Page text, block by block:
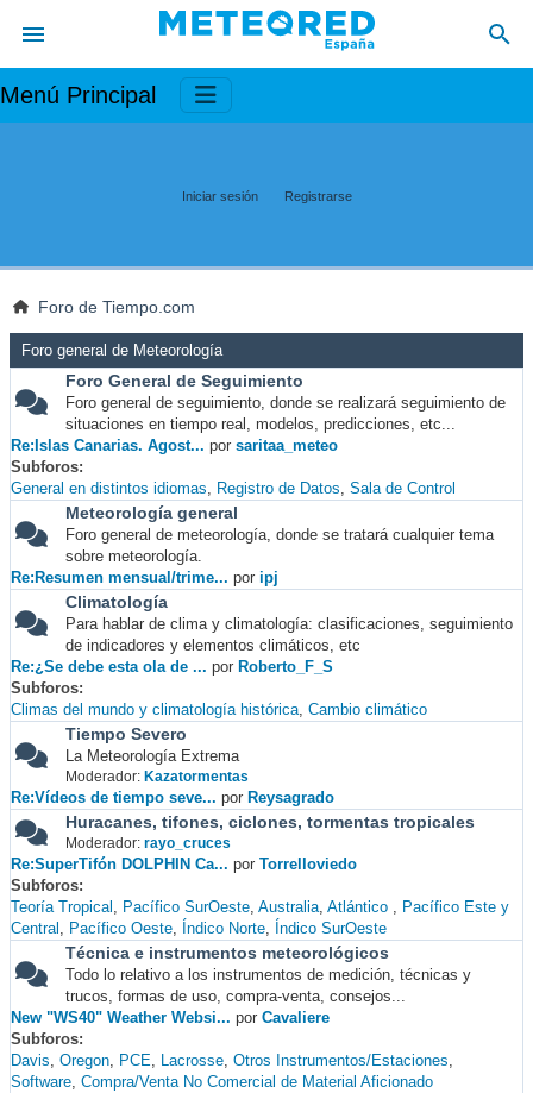
Menú Principal
Iniciar sesión Registrarse
Foro de Tiempo.com
Foro general de Meteorología
Foro General de Seguimiento
Foro general de seguimiento, donde se realizará seguimiento de
situaciones en tiempo real, modelos, predicciones, etc...
Re:Islas Canarias. Agost... por saritaa_meteo
Subforos
General en distintos idiomas
Registro de Datos Sala de Control
Meteorología general
Foro general de meteorología, donde se tratará cualquier tema
sobre meteorología.
Re:Resumen mensual/trime... por ipj
Climatología
Para hablar de clima y climatología: clasificaciones, seguimiento
de indicadores y elementos climáticos, etc
Re:¿Se debe esta ola de ... por Roberto_F_S
Subforos
Climas del mundo y climatología histórica Cambio climático
Tiempo Severo
La Meteorología Extrema
Moderador: Kazatormentas
Re:Vídeos de tiempo seve... por Reysagrado
Huracanes, tifones, ciclones, tormentas tropicales
Moderador: rayo_cruces
Re:SuperTifón DOLPHIN Ca... por Torrelloviedo
Subforos
Teoría Tropical
Pacífico SurOeste Australia Atlántico
Pacífico Este y
Central
Pacífico Oeste Índico Norte Índico SurOeste
Técnica e instrumentos meteorológicos
Todo lo relativo a los instrumentos de medición, técnicas y
trucos, formas de uso, compra-venta, consejos...
New "WS40" Weather Websi... por Cavaliere
Subforos
Davis Oregon PCE Lacrosse Otros Instrumentos/Estaciones
Software Compra/Venta No Comercial de Material Aficionado